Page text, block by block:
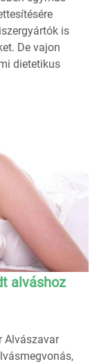
is
De vajon
dietetikus
alváshoz
Alvászavar